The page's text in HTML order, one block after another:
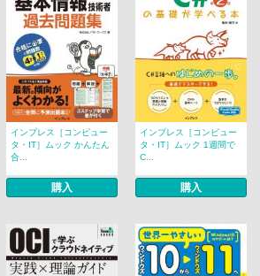
インプレス［コンピュー
タ・IT］ムック かんたん
合...
購入
インプレス［コンピュー
タ・IT］ムック 1週間で
C...
購入